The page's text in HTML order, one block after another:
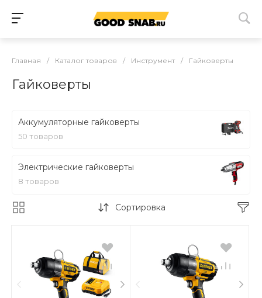
Главная / Каталог товаров / Инструмент / Гайковерты
Гайковерты
Аккумуляторные гайковерты
50 товаров
Электрические гайковерты
8 товаров
Сортировка